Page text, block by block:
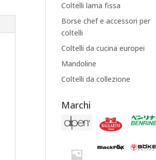
Coltelli lama fissa
Borse chef e accessori per
coltelli
Coltelli da cucina europei
Mandoline
Coltelli da collezione
Marchi